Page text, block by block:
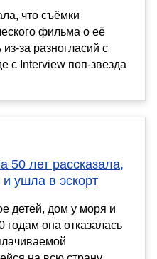
что съёмки
фильма о её
за разногласий с
с Interview поп-звезда
лет рассказала,
ушла в эскорт
детей, дом у моря и
годам она отказалась